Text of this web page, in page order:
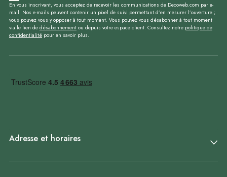
En vous inscrivant, vous acceptez de recevoir les communications de Decoweb.com par e-
mail. Nos e-mails peuvent contenir un pixel de suivi permettant d’en mesurer l’ouverture ;
vous pouvez vous y opposer à tout moment. Vous pouvez vous désabonner à tout moment
via le lien de désabonnement ou depuis votre espace client. Consultez notre politique de
confidentialité pour en savoir plus.
Adresse et horaires